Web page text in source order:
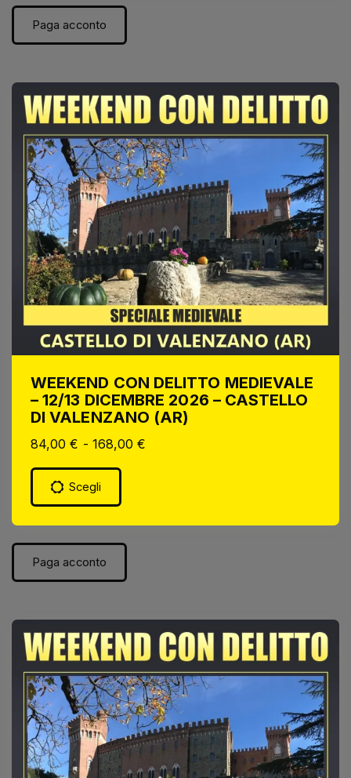
Paga acconto
WEEKEND CON DELITTO MEDIEVALE
– 12/13 DICEMBRE 2026 – CASTELLO
DI VALENZANO (AR)
84,00€ - 168,00€
Scegli
Paga acconto